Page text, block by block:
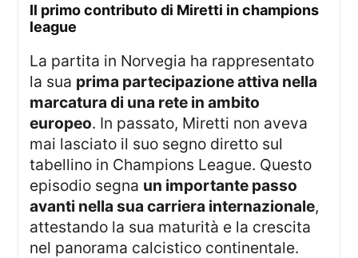
il primo contributo di Miretti in champions
league
La partita in Norvegia ha rappresentato
la sua prima partecipazione attiva nella
marcatura di una rete in ambito
europeo. In passato, Miretti non aveva
mai lasciato il suo segno diretto sul
tabellino in Champions League. Questo
episodio segna un importante passo
avanti nella sua carriera internazionale,
attestando la sua maturità e la crescita
nel panorama calcistico continentale.